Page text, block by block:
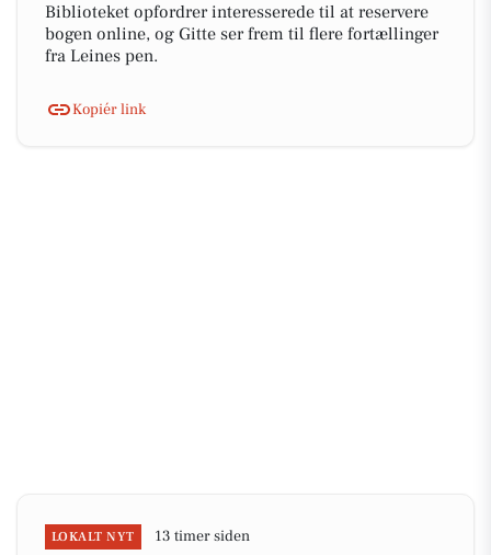
Biblioteket opfordrer interesserede til at reservere
bogen online, og Gitte ser frem til flere fortællinger
fra Leines pen.
Kopiér link
LOKALT NYT 13 timer siden